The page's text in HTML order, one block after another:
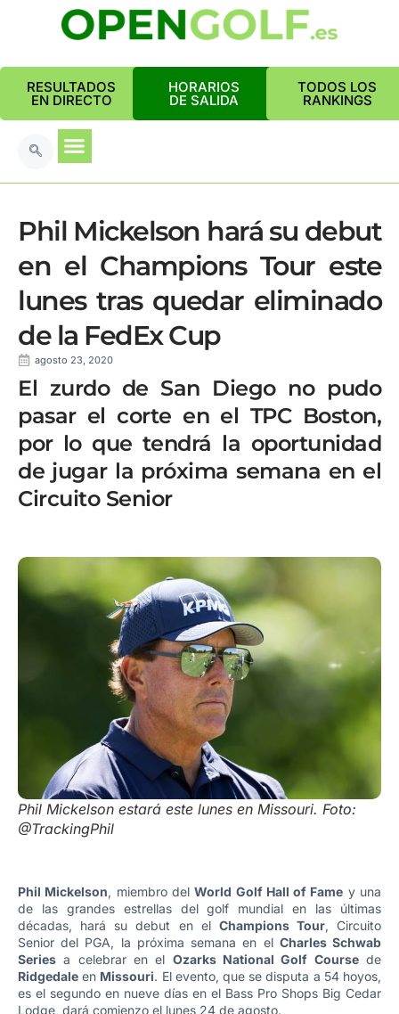
RESULTADOS
EN DIRECTO
HORARIOS
DE SALIDA
TODOS LOS
RANKINGS
Phil Mickelson hará su debut
en el Champions Tour este
lunes tras quedar eliminado
de la FedEx Cup
agosto 23, 2020
El zurdo de San Diego no pudo
pasar el corte en el TPC Boston,
por lo que tendrá la oportunidad
de jugar la próxima semana en el
Circuito Senior
Phil Mickelson estará este lunes en Missouri. Foto:
@TrackingPhil
Phil Mickelson, miembro delWorld Golf Hall of Fame y una
de las grandes estrellas del golf mundial en las últimas
décadas, hará su debut en el Champions Tour, Circuito
Senior del PGA, la próxima semana en el Charles Schwab
Series a celebrar en el Ozarks National Golf Coursede
Ridgedale en Missouri. El evento, que se disputa a 54 hoyos,
es el segundo en nueve días en el Bass Pro Shops Big Cedar
Lodge, dará comienzo el lunes 24 de agosto.